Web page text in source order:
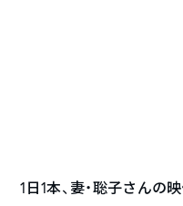
1日1本、妻・聡子さん